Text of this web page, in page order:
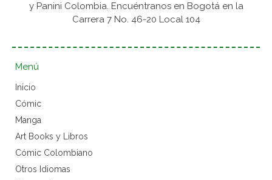
y Panini Colombia. Encuéntranos en Bogotá en la
Carrera 7 No. 46-20 Local 104
Menú
Inicio
Cómic
Manga
Art Books y Libros
Cómic Colombiano
Otros Idiomas